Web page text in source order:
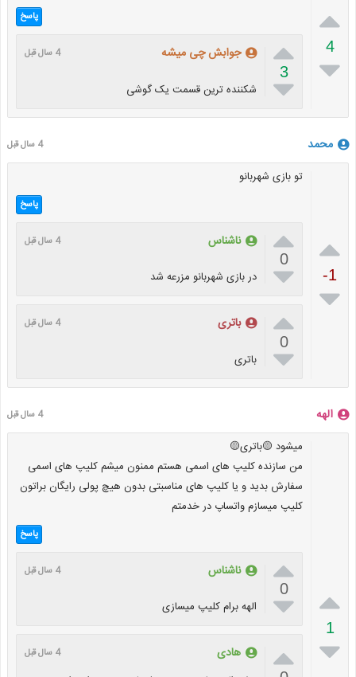

4

پاسخ

3

جوابش چی میشه 4 سال قبل
شکننده ترین قسمت یک گوشی
محمد 4 سال قبل

-1

تو بازی شهربانو
پاسخ

0

ناشناس 4 سال قبل
در بازی شهربانو مزرعه شد

0

باتری 4 سال قبل
باتری
الهه 4 سال قبل

1

میشود 🟡باتری🟡
من سازنده کلیپ های اسمی هستم ممنون میشم کلیپ های اسمی
سفارش بدید و یا کلیپ های مناسبتی بدون هیچ پولی رایگان براتون
کلیپ میسازم واتساپ در خدمتم
پاسخ

0

ناشناس 4 سال قبل
الهه برام کلیپ میسازی
 هادی 4 سال قبل